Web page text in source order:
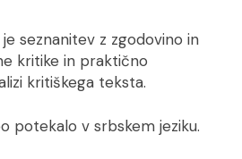
seznanitev z zgodovino in
kritike in praktično
kritiškega teksta.
potekalo v srbskem jeziku.